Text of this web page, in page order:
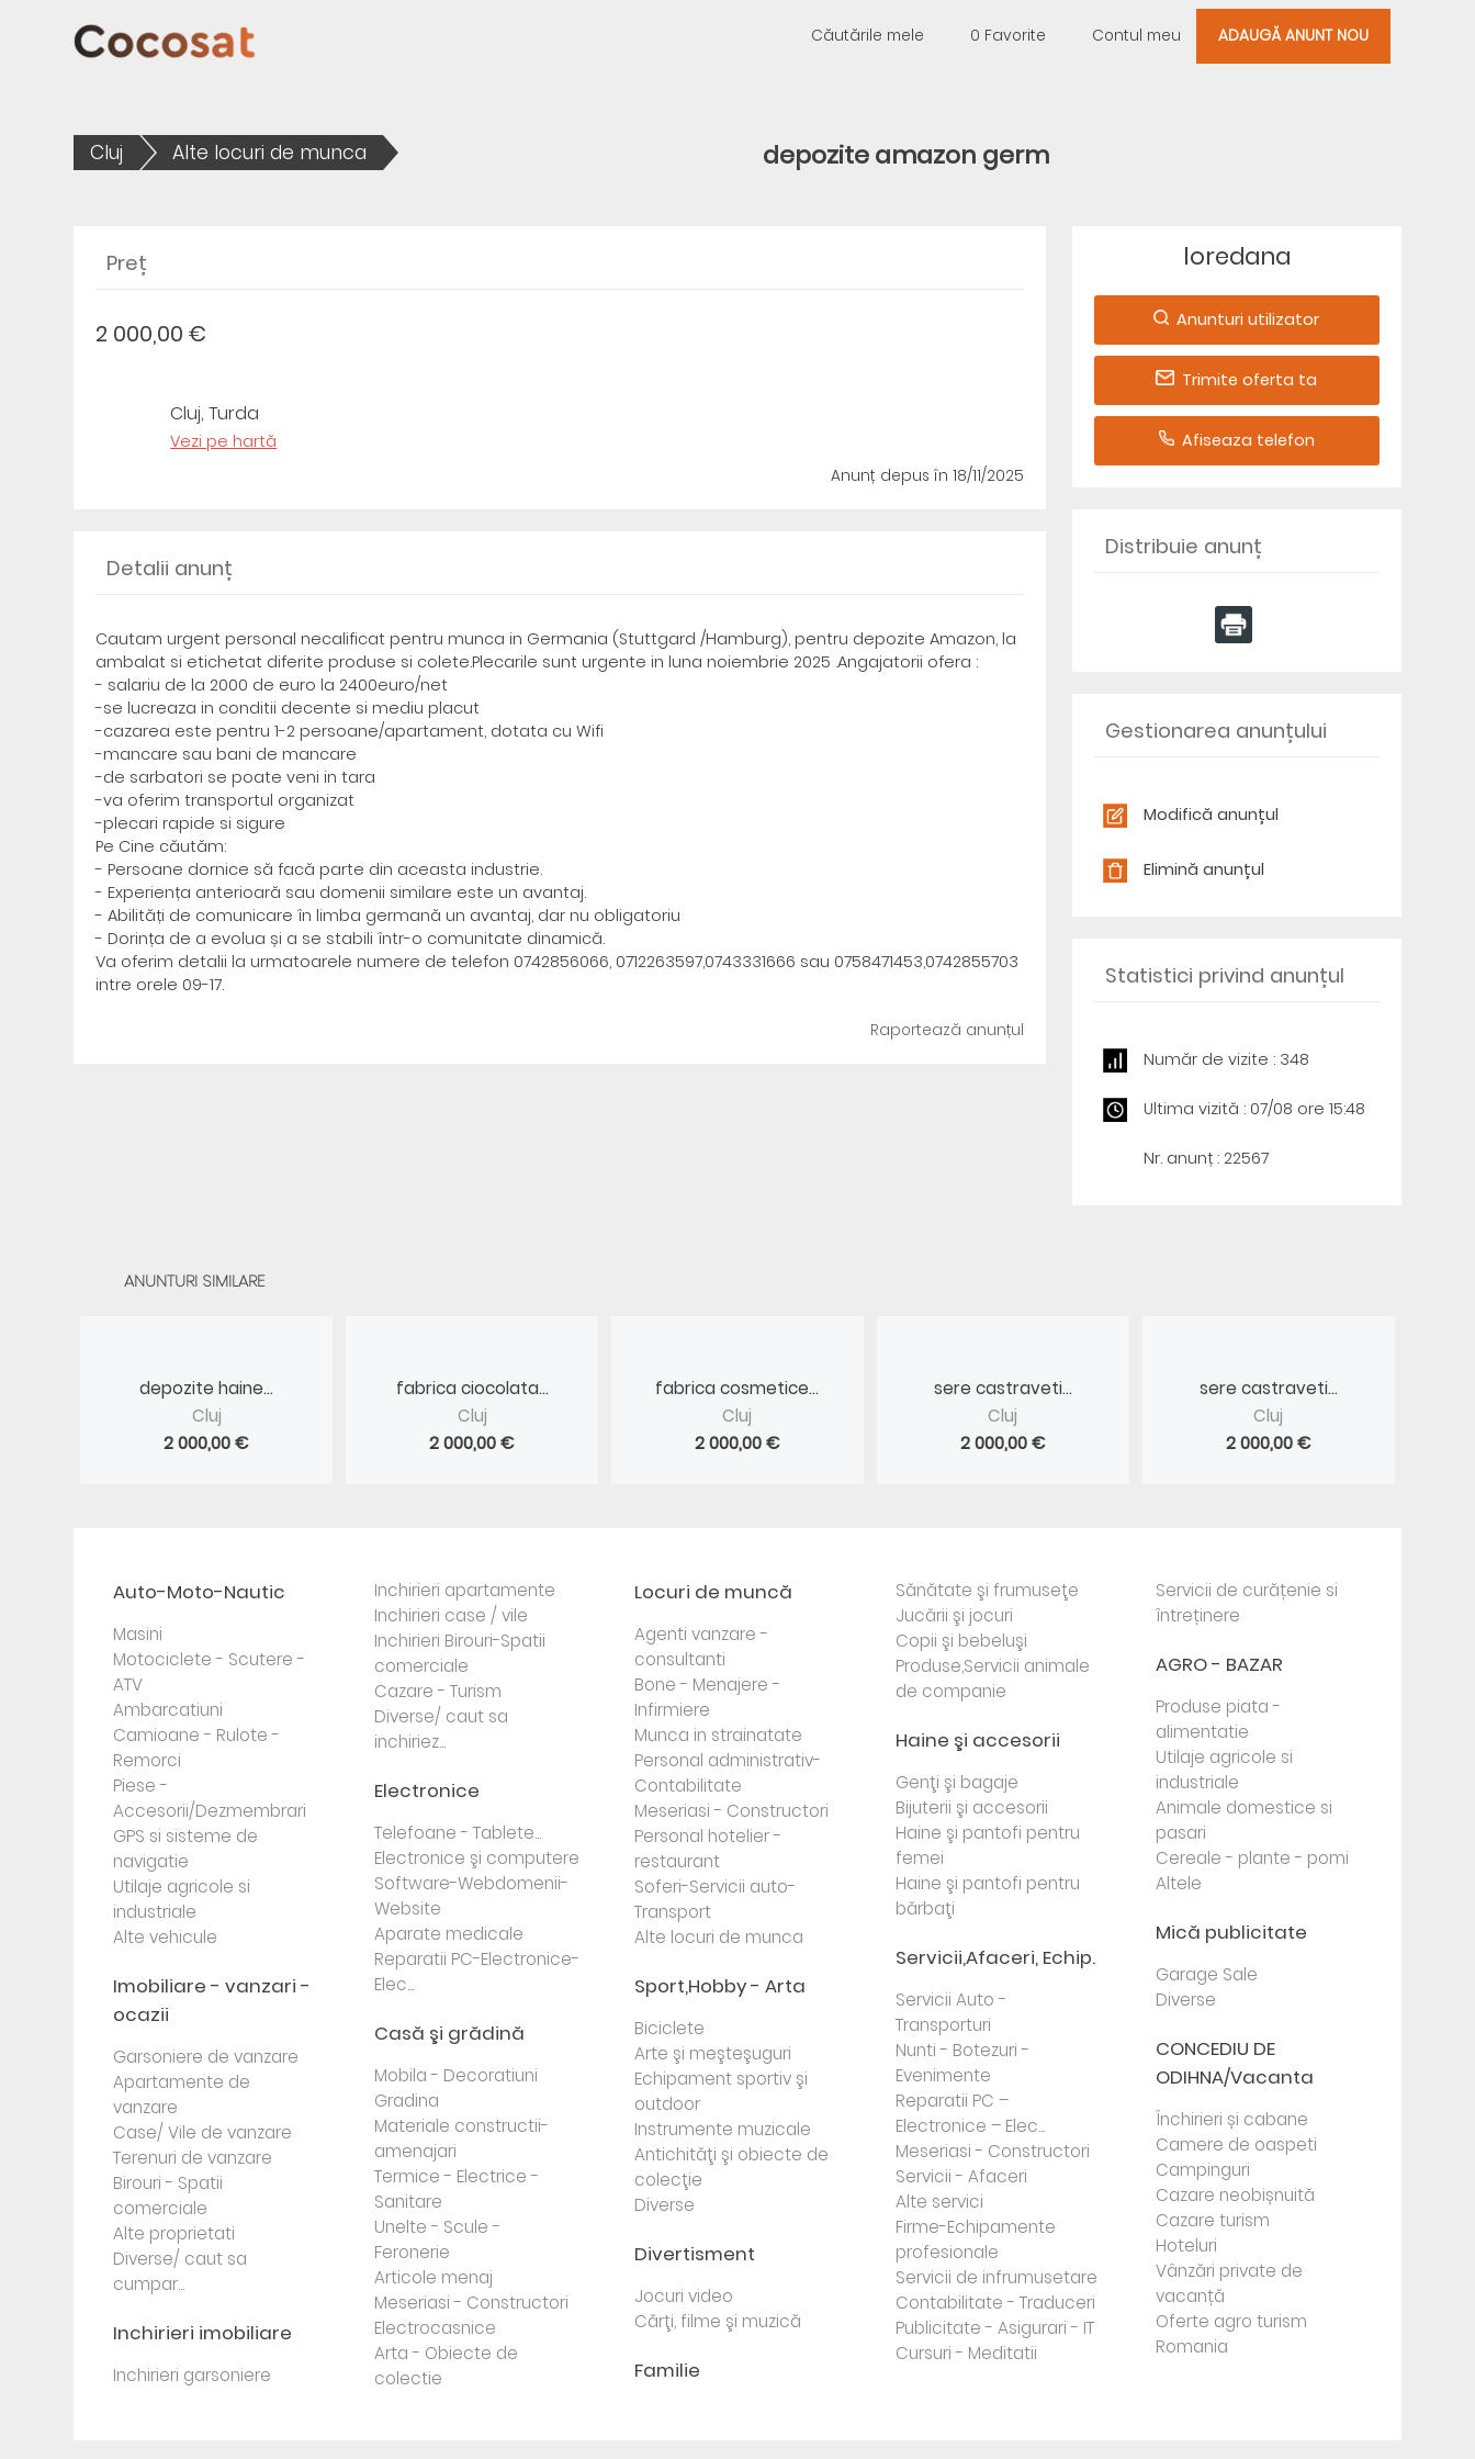
Căutările mele 0 Favorite Contul meu ADAUGĂ ANUNT NOU
Cluj Alte locuri de munca depozite amazon germ
Preț
2 000,00 €
Cluj, Turda
Vezi pe hartă
Anunț depus în 18/11/2025
Detalii anunț
Cautam urgent personal necalificat pentru munca in Germania (Stuttgard /Hamburg), pentru depozite Amazon, la
ambalat si etichetat diferite produse si colete.Plecarile sunt urgente in luna noiembrie 2025 .Angajatorii ofera :
- salariu de la 2000 de euro la 2400euro/net
-se lucreaza in conditii decente si mediu placut
-cazarea este pentru 1-2 persoane/apartament, dotata cu Wifi
-mancare sau bani de mancare
-de sarbatori se poate veni in tara
-va oferim transportul organizat
-plecari rapide si sigure
Pe Cine căutăm:
- Persoane dornice să facă parte din aceasta industrie.
- Experiența anterioară sau domenii similare este un avantaj.
- Abilități de comunicare în limba germană un avantaj, dar nu obligatoriu
- Dorința de a evolua și a se stabili într-o comunitate dinamică.
Va oferim detalii la urmatoarele numere de telefon 0742856066, 0712263597,0743331666 sau 0758471453,0742855703
intre orele 09-17.
Raportează anunțul
loredana
Anunturi utilizator
Trimite oferta ta
Afiseaza telefon
Distribuie anunț
Gestionarea anunțului
Modifică anunțul
Elimină anunțul
Statistici privind anunțul
Număr de vizite : 348
Ultima vizită : 07/08 ore 15:48
Nr. anunț : 22567
ANUNTURI SIMILARE
depozite haine...
Cluj
2 000,00 €
fabrica ciocolata...
Cluj
2 000,00 €
fabrica cosmetice...
Cluj
2 000,00 €
sere castraveti...
Cluj
2 000,00 €
sere castraveti...
Cluj
2 000,00 €
Auto-Moto-Nautic
Masini
Motociclete - Scutere -
ATV
Ambarcatiuni
Camioane - Rulote -
Remorci
Piese -
Accesorii/Dezmembrari
GPS si sisteme de
navigatie
Utilaje agricole si
industriale
Alte vehicule
Imobiliare - vanzari -
ocazii
Garsoniere de vanzare
Apartamente de
vanzare
Case/ Vile de vanzare
Terenuri de vanzare
Birouri - Spatii
comerciale
Alte proprietati
Diverse/ caut sa
cumpar...
Inchirieri imobiliare
Inchirieri garsoniere
Inchirieri apartamente
Inchirieri case / vile
Inchirieri Birouri-Spatii
comerciale
Cazare - Turism
Diverse/ caut sa
inchiriez...
Electronice
Telefoane - Tablete...
Electronice şi computere
Software-Webdomenii-
Website
Aparate medicale
Reparatii PC-Electronice-
Elec...
Casă şi grădină
Mobila - Decoratiuni
Gradina
Materiale constructii-
amenajari
Termice - Electrice -
Sanitare
Unelte - Scule -
Feronerie
Articole menaj
Meseriasi - Constructori
Electrocasnice
Arta - Obiecte de
colectie
Locuri de muncă
Agenti vanzare -
consultanti
Bone - Menajere -
Infirmiere
Munca in strainatate
Personal administrativ-
Contabilitate
Meseriasi - Constructori
Personal hotelier -
restaurant
Soferi-Servicii auto-
Transport
Alte locuri de munca
Sport,Hobby - Arta
Biciclete
Arte şi meşteşuguri
Echipament sportiv şi
outdoor
Instrumente muzicale
Antichităţi şi obiecte de
colecţie
Diverse
Divertisment
Jocuri video
Cărţi, filme şi muzică
Familie
Sănătate şi frumuseţe
Jucării şi jocuri
Copii şi bebeluşi
Produse,Servicii animale
de companie
Haine şi accesorii
Genţi şi bagaje
Bijuterii şi accesorii
Haine şi pantofi pentru
femei
Haine şi pantofi pentru
bărbaţi
Servicii,Afaceri, Echip.
Servicii Auto -
Transporturi
Nunti - Botezuri -
Evenimente
Reparatii PC –
Electronice – Elec...
Meseriasi - Constructori
Servicii - Afaceri
Alte servici
Firme-Echipamente
profesionale
Servicii de infrumusetare
Contabilitate - Traduceri
Publicitate - Asigurari - IT
Cursuri - Meditatii
Servicii de curățenie si
întreținere
AGRO - BAZAR
Produse piata -
alimentatie
Utilaje agricole si
industriale
Animale domestice si
pasari
Cereale - plante - pomi
Altele
Mică publicitate
Garage Sale
Diverse
CONCEDIU DE
ODIHNA/Vacanta
Închirieri și cabane
Camere de oaspeti
Campinguri
Cazare neobișnuită
Cazare turism
Hoteluri
Vânzări private de
vacanță
Oferte agro turism
Romania